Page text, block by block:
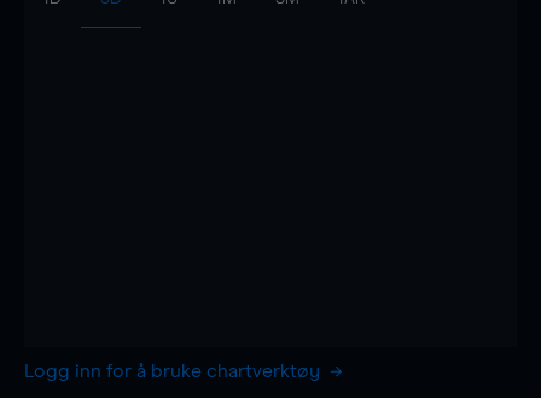
Logg inn for å bruke chartverktøy